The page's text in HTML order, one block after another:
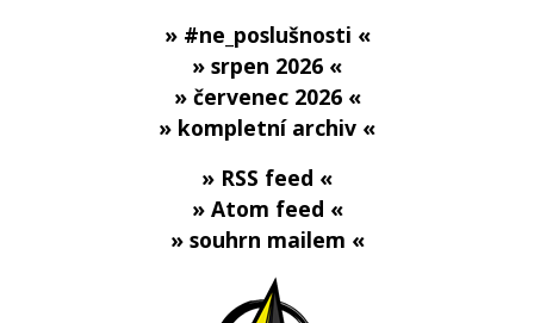
» #ne_poslušnosti «
» srpen 2026 «
» červenec 2026 «
» kompletní archiv «
» RSS feed «
» Atom feed «
» souhrn mailem «